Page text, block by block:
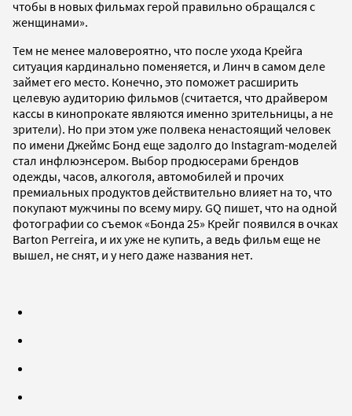
чтобы в новых фильмах герой правильно обращался с
женщинами».
Тем не менее маловероятно, что после ухода Крейга
ситуация кардинально поменяется, и Линч в самом деле
займет его место. Конечно, это поможет расширить
целевую аудиторию фильмов (считается, что драйвером
кассы в кинопрокате являются именно зрительницы, а не
зрители). Но при этом уже полвека ненастоящий человек
по имени Джеймс Бонд еще задолго до Instagram-моделей
стал инфлюэнсером. Выбор продюсерами брендов
одежды, часов, алкоголя, автомобилей и прочих
премиальных продуктов действительно влияет на то, что
покупают мужчины по всему миру. GQ пишет, что на одной
фотографии со съемок «Бонда 25» Крейг появился в очках
Barton Perreira, и их уже не купить, а ведь фильм еще не
вышел, не снят, и у него даже названия нет.